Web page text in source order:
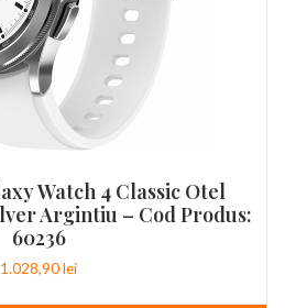
Watch 4 Classic Otel
Argintiu – Cod Produs:
60236
1.028,90lei